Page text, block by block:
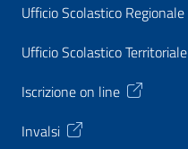
Ufficio Scolastico Regionale
Ufficio Scolastico Territoriale
Iscrizione on line
Invalsi